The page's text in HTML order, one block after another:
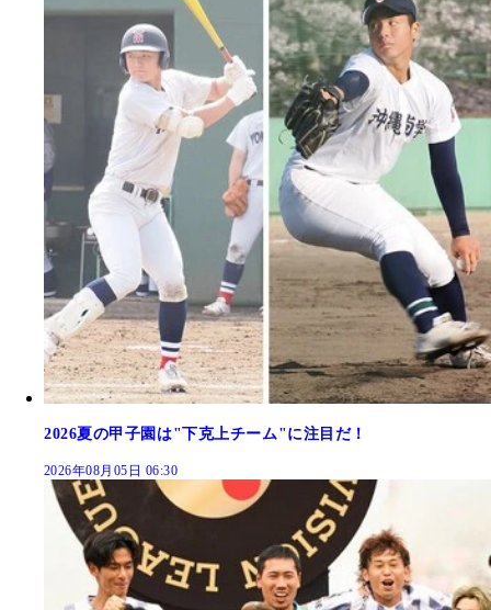
2026夏の甲子園は"下克上チーム"に注目だ！
2026年08月05日 06:30